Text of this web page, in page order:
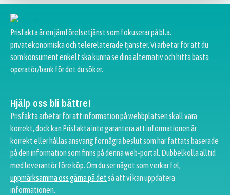
Prisfakta är en jämförelsetjänst som fokuserar på bl.a.
privatekonomiska och telerelaterade tjänster. Vi arbetar för att du
som konsument enkelt ska kunna se dina alternativ och hitta bästa
operatör/bank för det du söker.
Hjälp oss bli bättre!
Prisfakta arbetar för att information på webbplatsen skall vara
korrekt, dock kan Prisfakta inte garantera att informationen är
korrekt eller hållas ansvarig för några beslut som har fattats baserade
på den information som finns på denna web-portal. Dubbelkolla alltid
med leverantör före köp. Om du ser något som verkar fel,
uppmärksamma oss gärna på detså att vi kan uppdatera
informationen.